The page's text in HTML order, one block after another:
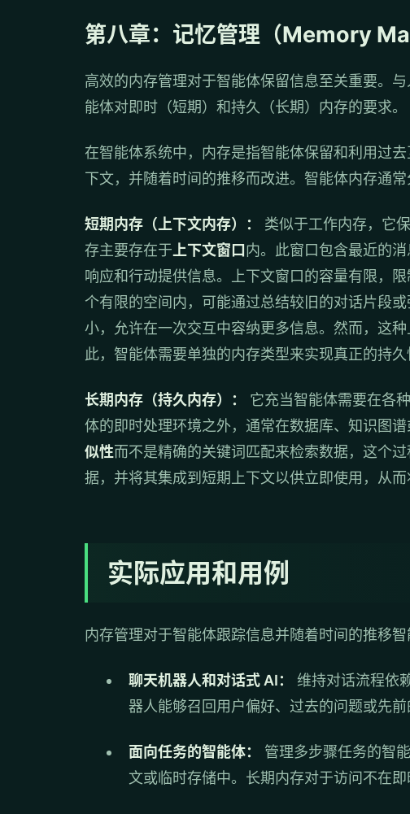
第八章：记忆管理（Memory
高效的内存管理对于智能体保留信息至关重要。
能体对即时（短期）和持久（长期）内存的要求。
在智能体系统中，内存是指智能体保留和利用过
下文，并随着时间的推移而改进。智能体内存通常
短期内存（上下文内存）：
类似于工作内存，它
存主要存在于上下文窗口 内。此窗口包含最近的
响应和行动提供信息。上下文窗口的容量有限，
个有限的空间内，可能通过总结较旧的对话片段
小，允许在一次交互中容纳更多信息。然而，这
此，智能体需要单独的内存类型来实现真正的持
长期内存（持久内存）：
它充当智能体需要在各
体的即时处理环境之外，通常在数据库、知识图谱
似性而不是精确的关键词匹配来检索数据，这个
据，并将其集成到短期上下文以供立即使用，从而
实际应用和用例
内存管理对于智能体跟踪信息并随着时间的推移
聊天机器人和对话式 AI：
维持对话流程依
器人能够召回用户偏好、过去的问题或先
面向任务的智能体：
管理多步骤任务的智
文或临时存储中。长期内存对于访问不在